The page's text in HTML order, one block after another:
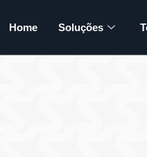
Home Soluções